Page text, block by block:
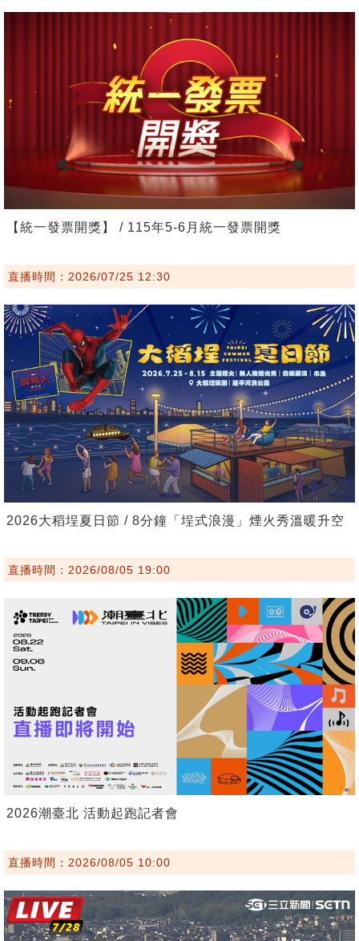
【統一發票開獎】 / 115年5-6月統一發票開獎
直播時間：2026/07/25 12:30
2026大稻埕夏日節 / 8分鐘「埕式浪漫」煙火秀溫暖升空
直播時間：2026/08/05 19:00
2026潮臺北 活動起跑記者會
直播時間：2026/08/05 10:00